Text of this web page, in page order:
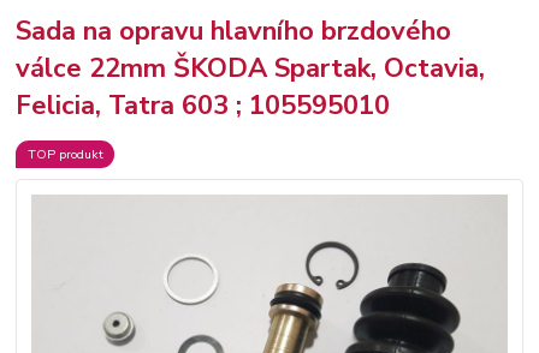
Sada na opravu hlavního brzdového
válce 22mm ŠKODA Spartak, Octavia,
Felicia, Tatra 603 ; 105595010
TOP produkt